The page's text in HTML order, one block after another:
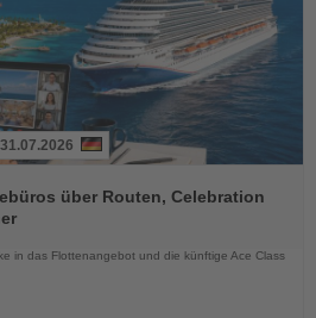
31.07.2026
über Routen, Celebration
in das Flottenangebot und die künftige Ace Class